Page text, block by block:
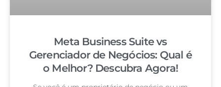
Meta Business Suite vs
Gerenciador de Negócios: Qual é
o Melhor? Descubra Agora!